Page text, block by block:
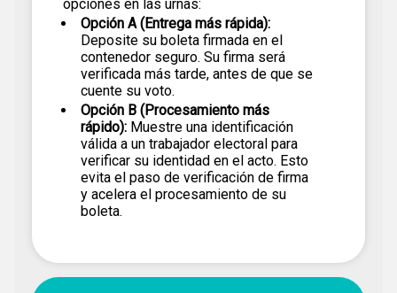
opciones en las urnas:
Opción A (Entrega más rápida):
Deposite su boleta firmada en el
contenedor seguro. Su firma será
verificada más tarde, antes de que se
cuente su voto.
Opción B (Procesamiento más
rápido): Muestre una identificación
válida a un trabajador electoral para
verificar su identidad en el acto. Esto
evita el paso de verificación de firma
y acelera el procesamiento de su
boleta.